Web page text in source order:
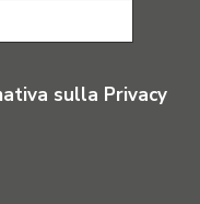
sulla Privacy